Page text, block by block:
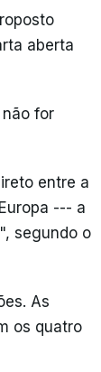
aberta
for
entre a
--- a
segundo o
As
os quatro